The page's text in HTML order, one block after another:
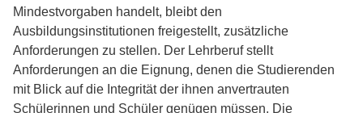
Mindestvorgaben handelt, bleibt den
Ausbildungsinstitutionen freigestellt, zusätzliche
Anforderungen zu stellen. Der Lehrberuf stellt
Anforderungen an die Eignung, denen die Studierenden
mit Blick auf die Integrität der ihnen anvertrauten
Schülerinnen und Schüler genügen müssen. Die